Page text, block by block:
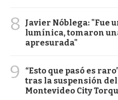
8
Javier Nóblega: "Fue
lumínica, tomaron
apresurada"
9
“Esto que pasó es
tras la suspensión
Montevideo City